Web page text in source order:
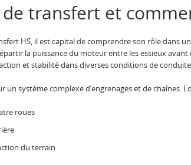
de transfert et
HS, il est capital de comprendre son rôle dans
la puissance du moteur entre les essieux
et stabilité dans diverses conditions de
système complexe d’engrenages et de chaînes.
roues
du terrain